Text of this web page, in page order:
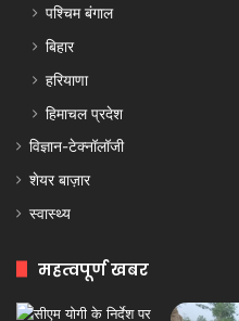
पश्चिम बंगाल
बिहार
हरियाणा
हिमाचल प्रदेश
विज्ञान-टेक्नॉलॉजी
शेयर बाज़ार
स्वास्थ्य
महत्वपूर्ण खबर